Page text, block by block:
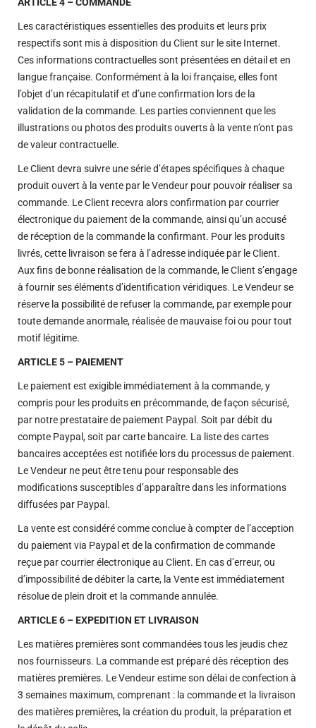
Les caractéristiques essentielles des produits et leurs prix
respectifs sont mis à disposition du Client sur le site Internet.
Ces informations contractuelles sont présentées en détail et en
langue française. Conformément à la loi française, elles font
l’objet d’un récapitulatif et d’une confirmation lors de la
validation de la commande. Les parties conviennent que les
illustrations ou photos des produits ouverts à la vente n’ont pas
de valeur contractuelle.
Le Client devra suivre une série d’étapes spécifiques à chaque
produit ouvert à la vente par le Vendeur pour pouvoir réaliser sa
commande. Le Client recevra alors confirmation par courrier
électronique du paiement de la commande, ainsi qu’un accusé
de réception de la commande la confirmant. Pour les produits
livrés, cette livraison se fera à l’adresse indiquée par le Client.
Aux fins de bonne réalisation de la commande, le Client s’engage
à fournir ses éléments d’identification véridiques. Le Vendeur se
réserve la possibilité de refuser la commande, par exemple pour
toute demande anormale, réalisée de mauvaise foi ou pour tout
motif légitime.
ARTICLE 5 – PAIEMENT
Le paiement est exigible immédiatement à la commande, y
compris pour les produits en précommande, de façon sécurisé,
par notre prestataire de paiement Paypal. Soit par débit du
compte Paypal, soit par carte bancaire. La liste des cartes
bancaires acceptées est notifiée lors du processus de paiement.
Le Vendeur ne peut être tenu pour responsable des
modifications susceptibles d’apparaître dans les informations
diffusées par Paypal.
La vente est considéré comme conclue à compter de l’acception
du paiement via Paypal et de la confirmation de commande
reçue par courrier électronique au Client. En cas d’erreur, ou
d’impossibilité de débiter la carte, la Vente est immédiatement
résolue de plein droit et la commande annulée.
ARTICLE 6 – EXPEDITION ET LIVRAISON
Les matières premières sont commandées tous les jeudis chez
nos fournisseurs. La commande est préparé dès réception des
matières premières. Le Vendeur estime son délai de confection à
3 semaines maximum, comprenant : la commande et la livraison
des matières premières, la création du produit, la préparation et